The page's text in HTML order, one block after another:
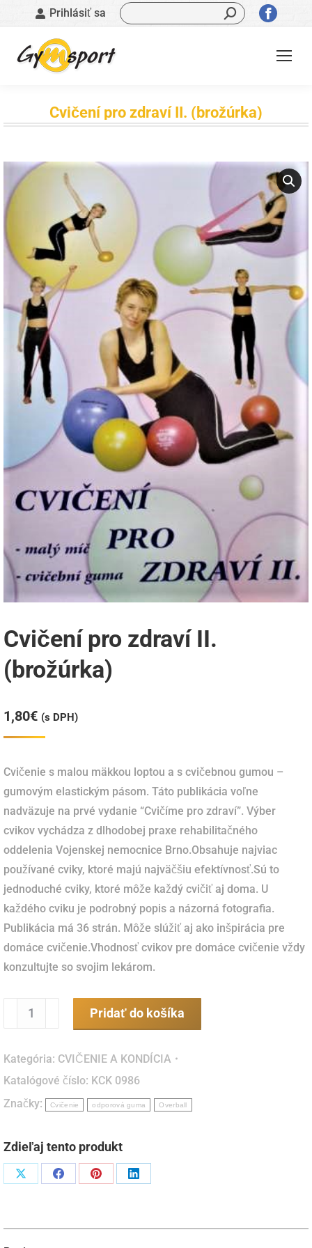
Prihlásiť sa Vyhľadávanie:
sa
otvorí
Cvičení pro zdraví II. (brožúrka)
Cvičení pro zdraví II.
(brožúrka)
1,80€ (s DPH)
Cvičenie s malou mäkkou loptou a s cvičebnou gumou –
gumovým elastickým pásom. Táto publikácia voľne
nadväzuje na prvé vydanie “Cvičíme pro zdraví”. Výber
cvikov vychádza z dlhodobej praxe rehabilitačného
oddelenia Vojenskej nemocnice Brno.Obsahuje najviac
používané cviky, ktoré majú najväčšiu efektívnosť.Sú to
jednoduché cviky, ktoré môže každý cvičiť aj doma. U
každého cviku je podrobný popis a názorná fotografia.
Publikácia má 36 strán. Môže slúžiť aj ako inšpirácia pre
domáce cvičenie.Vhodnosť cvikov pre domáce cvičenie vždy
konzultujte so svojim lekárom.
množstvo
Cvičení
zdraví
II.
(brožúrka)
Pridať do košíka
Kategória: CVIČENIE A KONDÍCIA
Katalógové číslo: KCK 0986
Značky:
Cvičenie odporová guma Overball
Zdieľaj tento produkt
Podiel Podiel Podiel Podiel